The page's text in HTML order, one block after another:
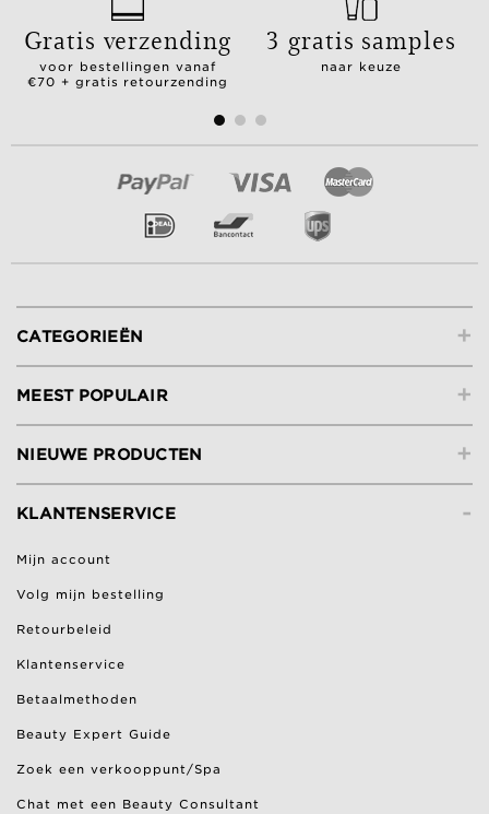
Gratis verzending
voor bestellingen vanaf
€70 + gratis retourzending
3 gratis samples
naar keuze
+
CATEGORIEËN
+
MEEST POPULAIR
+
NIEUWE PRODUCTEN
-
KLANTENSERVICE
Mijn account
Volg mijn bestelling
Retourbeleid
Klantenservice
Betaalmethoden
Beauty Expert Guide
Zoek een verkooppunt/Spa
Chat met een Beauty Consultant